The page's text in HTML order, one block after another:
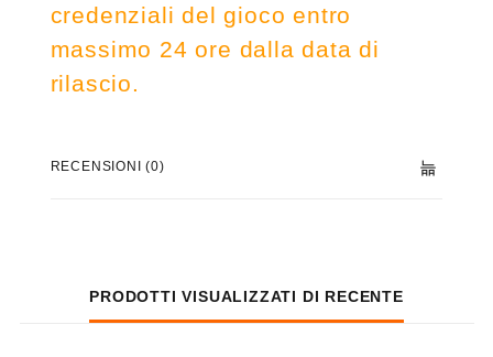
credenziali del gioco entro
massimo 24 ore dalla data di
rilascio.
RECENSIONI (0)
PRODOTTI VISUALIZZATI DI RECENTE